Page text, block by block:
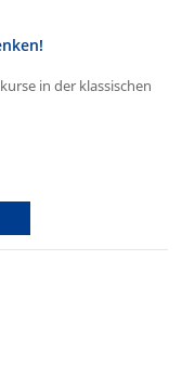
in der klassischen